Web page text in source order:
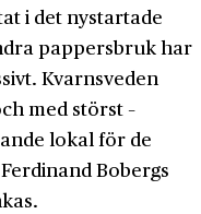
i det nystartade
pappersbruk har
Kvarnsveden
med störst –
lokal för de
Bobergs